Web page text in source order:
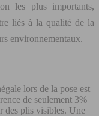
les plus importants,
liés à la qualité de la
environnementaux.
lors de la pose est
de seulement 3%
des plis visibles. Une